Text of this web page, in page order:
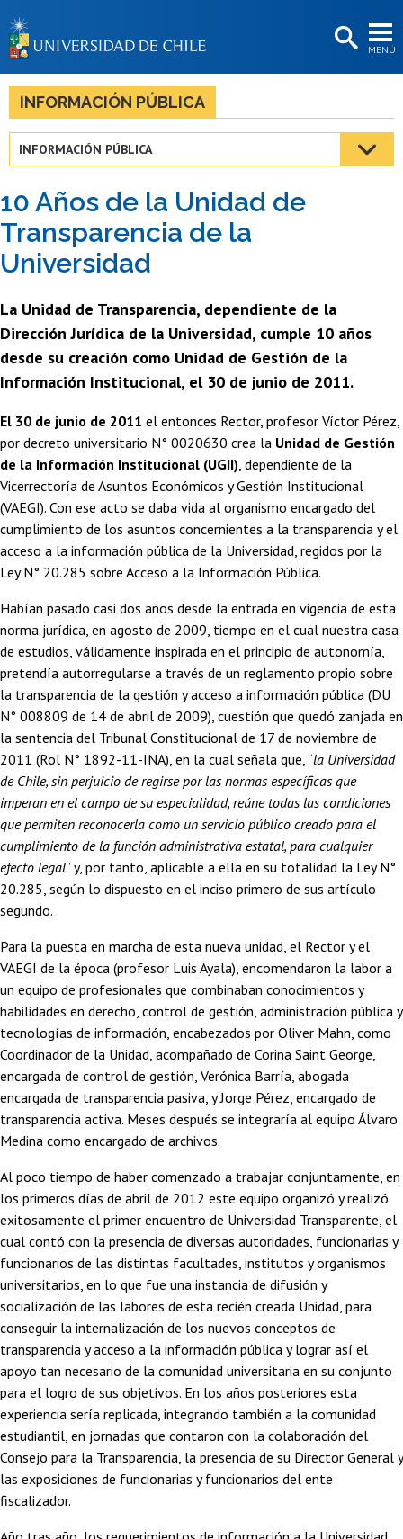
MENÚ
BIBLIOTECAS
LA UNIVERSIDAD
Estudiantes
Académicas/os
Funcionarias/os
INFORMACIÓN PÚBLICA
INFORMACIÓN PÚBLICA
10 Años de la Unidad de
Transparencia de la
Universidad
La Unidad de Transparencia, dependiente de la
Dirección Jurídica de la Universidad, cumple 10 años
desde su creación como Unidad de Gestión de la
Información Institucional, el 30 de junio de 2011.
El 30 de junio de 2011 el entonces Rector, profesor Víctor Pérez,
por decreto universitario N° 0020630 crea la Unidad de Gestión
de la Información Institucional (UGII), dependiente de la
Vicerrectoría de Asuntos Económicos y Gestión Institucional
(VAEGI). Con ese acto se daba vida al organismo encargado del
cumplimiento de los asuntos concernientes a la transparencia y el
acceso a la información pública de la Universidad, regidos por la
Ley N° 20.285 sobre Acceso a la Información Pública.
Habían pasado casi dos años desde la entrada en vigencia de esta
norma jurídica, en agosto de 2009, tiempo en el cual nuestra casa
de estudios, válidamente inspirada en el principio de autonomía,
pretendía autorregularse a través de un reglamento propio sobre
la transparencia de la gestión y acceso a información pública (DU
N° 008809 de 14 de abril de 2009), cuestión que quedó zanjada en
la sentencia del Tribunal Constitucional de 17 de noviembre de
2011 (Rol N° 1892-11-INA), en la cual señala que, “la Universidad
de Chile, sin perjuicio de regirse por las normas específicas que
imperan en el campo de su especialidad, reúne todas las condiciones
que permiten reconocerla como un servicio público creado para el
cumplimiento de la función administrativa estatal, para cualquier
efecto legal” y, por tanto, aplicable a ella en su totalidad la Ley N°
20.285, según lo dispuesto en el inciso primero de sus artículo
segundo.
Para la puesta en marcha de esta nueva unidad, el Rector y el
VAEGI de la época (profesor Luis Ayala), encomendaron la labor a
un equipo de profesionales que combinaban conocimientos y
habilidades en derecho, control de gestión, administración pública y
tecnologías de información, encabezados por Oliver Mahn, como
Coordinador de la Unidad, acompañado de Corina Saint George,
encargada de control de gestión, Verónica Barría, abogada
encargada de transparencia pasiva, y Jorge Pérez, encargado de
transparencia activa. Meses después se integraría al equipo Álvaro
Medina como encargado de archivos.
Al poco tiempo de haber comenzado a trabajar conjuntamente, en
los primeros días de abril de 2012 este equipo organizó y realizó
exitosamente el primer encuentro de Universidad Transparente, el
cual contó con la presencia de diversas autoridades, funcionarias y
funcionarios de las distintas facultades, institutos y organismos
universitarios, en lo que fue una instancia de difusión y
socialización de las labores de esta recién creada Unidad, para
conseguir la internalización de los nuevos conceptos de
transparencia y acceso a la información pública y lograr así el
apoyo tan necesario de la comunidad universitaria en su conjunto
para el logro de sus objetivos. En los años posteriores esta
experiencia sería replicada, integrando también a la comunidad
estudiantil, en jornadas que contaron con la colaboración del
Consejo para la Transparencia, la presencia de su Director General y
las exposiciones de funcionarias y funcionarios del ente
fiscalizador.